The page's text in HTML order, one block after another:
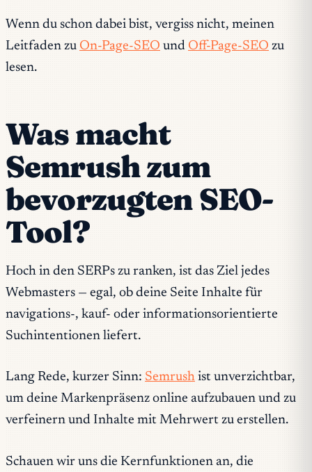
Wenn du schon dabei bist, vergiss nicht, meinen
Leitfaden zu On-Page-SEO und Off-Page-SEO zu
lesen.
Was macht
Semrush zum
bevorzugten SEO-
Tool?
Hoch in den SERPs zu ranken, ist das Ziel jedes
Webmasters — egal, ob deine Seite Inhalte für
navigations-, kauf- oder informationsorientierte
Suchintentionen liefert.
Lang Rede, kurzer Sinn: Semrush ist unverzichtbar,
um deine Markenpräsenz online aufzubauen und zu
verfeinern und Inhalte mit Mehrwert zu erstellen.
Schauen wir uns die Kernfunktionen an, die